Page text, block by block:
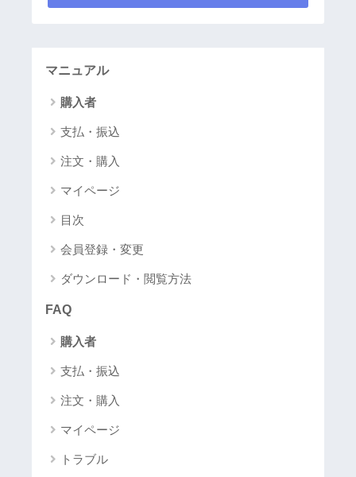
マニュアル
購入者
支払・振込
注文・購入
マイページ
目次
会員登録・変更
ダウンロード・閲覧方法
FAQ
購入者
支払・振込
注文・購入
マイページ
トラブル